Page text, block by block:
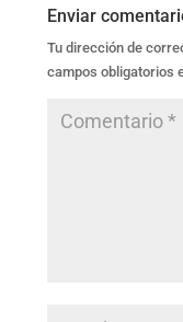
Enviar
Tu dirección de
campos obligatorios